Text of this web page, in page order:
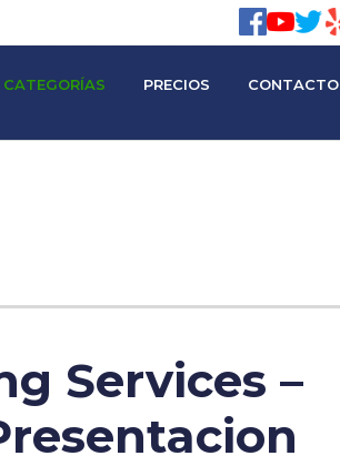
CATEGORÍAS PRECIOS CONTACTO
Services –